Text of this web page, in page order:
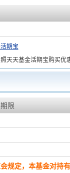
期宝
天天基金活期宝购买优
限
规定，本基金对持